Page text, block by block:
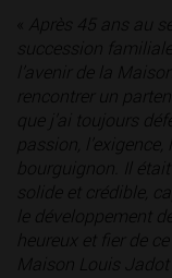
Après 45 ans au
succession
l’avenir de la
rencontrer un
que j’ai toujours
passion,
bourguignon. Il
solide et crédible,
le développement
heureux et fier de
Maison Louis Jadot